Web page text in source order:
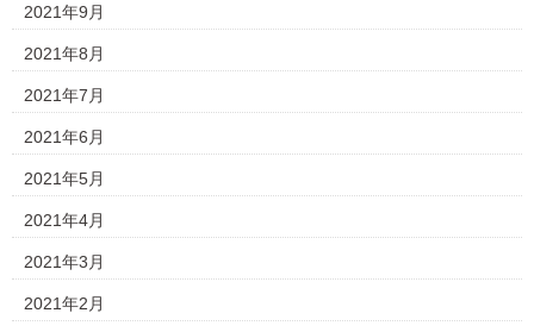
2021年9月
2021年8月
2021年7月
2021年6月
2021年5月
2021年4月
2021年3月
2021年2月